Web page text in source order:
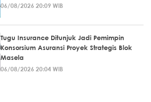
06/08/2026 20:09 WIB
Tugu Insurance Ditunjuk Jadi Pemimpin
Konsorsium Asuransi Proyek Strategis Blok
Masela
06/08/2026 20:04 WIB